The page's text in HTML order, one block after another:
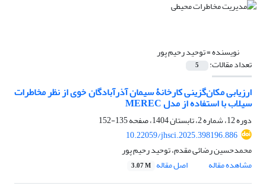
نویسنده =توحید رحیم پور
تعداد مقالات: 5
ارزیابی مکان‌گزینی کارخانۀ سیمان آذرآبادگان خوی از نظر مخاطرات
سیلاب با استفاده از مدل MEREC
دوره 12، شماره 2، تابستان 1404، صفحه
135-152
10.22059/jhsci.2025.398196.886
محمدحسین رضائی مقدم، توحید رحیم پور
مشاهده مقاله
اصل مقاله 3.07 M